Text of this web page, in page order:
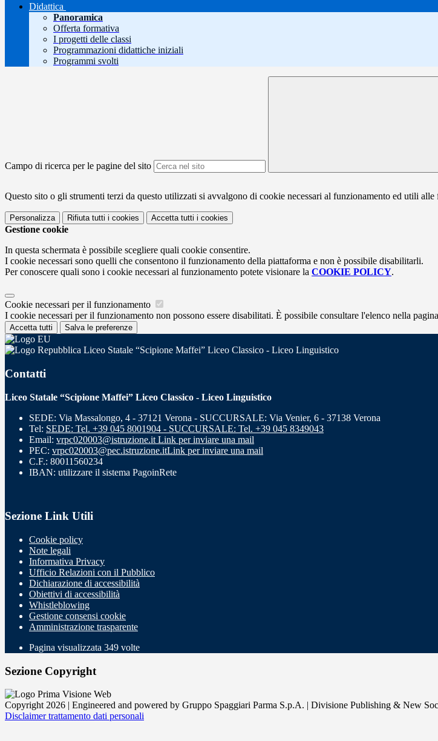
Didattica
Panoramica
Offerta formativa
I progetti delle classi
Programmazioni didattiche iniziali
Programmi svolti
Campo di ricerca per le pagine del sito
Questo sito o gli strumenti terzi da questo utilizzati si avvalgono di cookie necessari al funzionamento ed utili
Personalizza Rifiuta tutti i cookies Accetta tutti i cookies
Gestione cookie
In questa schermata è possibile scegliere quali cookie consentire.
I cookie necessari sono quelli che consentono il funzionamento della piattaforma e non è possibile disabilitarli.
Per conoscere quali sono i cookie necessari al funzionamento potete visionare la COOKIE POLICY.
Cookie necessari per il funzionamento
I cookie necessari per il funzionamento non possono essere disabilitati. È possibile consultare l'elenco nella
Accetta tutti Salva le preferenze
Liceo Statale “Scipione Maffei” Liceo Classico - Liceo Linguistico
Contatti
Liceo Statale “Scipione Maffei” Liceo Classico - Liceo Linguistico
SEDE: Via Massalongo, 4 - 37121 Verona - SUCCURSALE: Via Venier, 6 - 37138 Verona
Tel: SEDE: Tel. +39 045 8001904 - SUCCURSALE: Tel. +39 045 8349043
Email: vrpc020003@istruzione.it Link per inviare una mail
PEC: vrpc020003@pec.istruzione.itLink per inviare una mail
C.F.: 80011560234
IBAN: utilizzare il sistema PagoinRete
Sezione Link Utili
Cookie policy
Note legali
Informativa Privacy
Ufficio Relazioni con il Pubblico
Dichiarazione di accessibilità
Obiettivi di accessibilità
Whistleblowing
Gestione consensi cookie
Amministrazione trasparente
Pagina visualizzata 349 volte
Sezione Copyright
Copyright 2026 | Engineered and powered by Gruppo Spaggiari Parma S.p.A. | Divisione Publishing & New
Disclaimer trattamento dati personali